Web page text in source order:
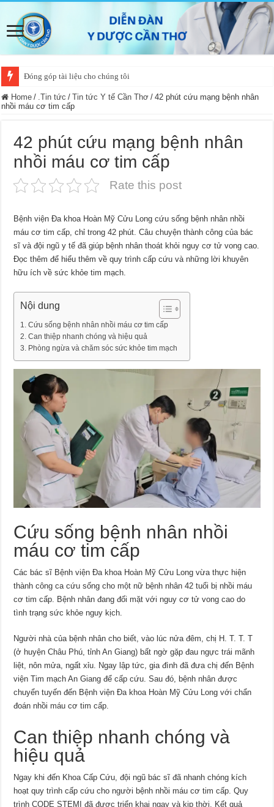
Đóng góp tài liệu cho chúng tôi
Home / .Tin tức / Tin tức Y tế Cần Thơ / 42 phút cứu mạng bệnh nhân
nhồi máu cơ tim cấp
42 phút cứu mạng bệnh nhân
nhồi máu cơ tim cấp
Rate this post
Bệnh viện Đa khoa Hoàn Mỹ Cửu Long cứu sống bệnh nhân nhồi
máu cơ tim cấp, chỉ trong 42 phút. Câu chuyện thành công của bác
sĩ và đội ngũ y tế đã giúp bệnh nhân thoát khỏi nguy cơ tử vong cao.
Đọc thêm để hiểu thêm về quy trình cấp cứu và những lời khuyên
hữu ích về sức khỏe tim mạch.
Nội dung
Cứu sống bệnh nhân nhồi máu cơ tim cấp
Can thiệp nhanh chóng và hiệu quả
Phòng ngừa và chăm sóc sức khỏe tim mạch
Cứu sống bệnh nhân nhồi
máu cơ tim cấp
Các bác sĩ Bệnh viện Đa khoa Hoàn Mỹ Cửu Long vừa thực hiện
thành công ca cứu sống cho một nữ bệnh nhân 42 tuổi bị nhồi máu
cơ tim cấp. Bệnh nhân đang đối mặt với nguy cơ tử vong cao do
tình trạng sức khỏe nguy kịch.
Người nhà của bệnh nhân cho biết, vào lúc nửa đêm, chị H. T. T. T
(ở huyện Châu Phú, tỉnh An Giang) bất ngờ gặp đau ngực trái mãnh
liệt, nôn mửa, ngất xỉu. Ngay lập tức, gia đình đã đưa chị đến Bệnh
viện Tim mạch An Giang để cấp cứu. Sau đó, bệnh nhân được
chuyển tuyến đến Bệnh viện Đa khoa Hoàn Mỹ Cửu Long với chẩn
đoán nhồi máu cơ tim cấp.
Can thiệp nhanh chóng và
hiệu quả
Ngay khi đến Khoa Cấp Cứu, đội ngũ bác sĩ đã nhanh chóng kích
hoạt quy trình cấp cứu cho người bệnh nhồi máu cơ tim cấp. Quy
trình CODE STEMI đã được triển khai ngay và kịp thời. Kết quả